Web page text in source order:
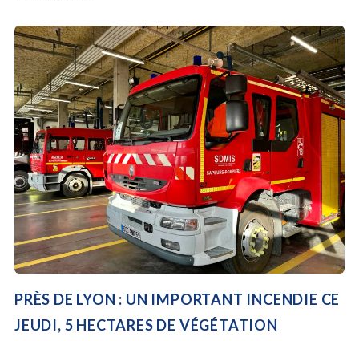
PRÈS DE LYON : UN IMPORTANT INCENDIE CE
JEUDI, 5 HECTARES DE VÉGÉTATION